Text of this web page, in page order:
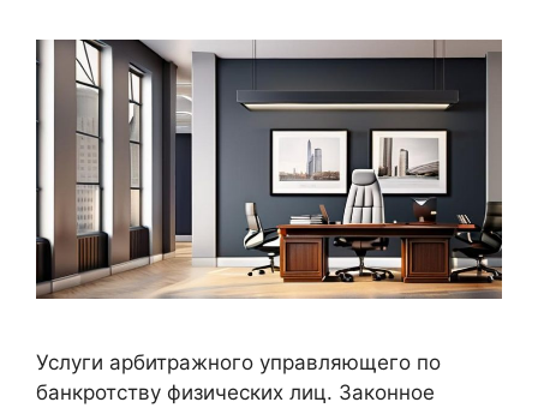
Услуги арбитражного управляющего по
банкротству физических лиц. Законное